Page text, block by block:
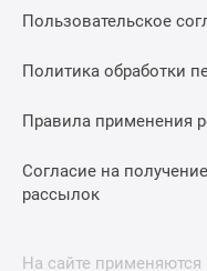
Пользовательское
Политика обработки
Правила применения
Согласие на
рассылок
На сайте